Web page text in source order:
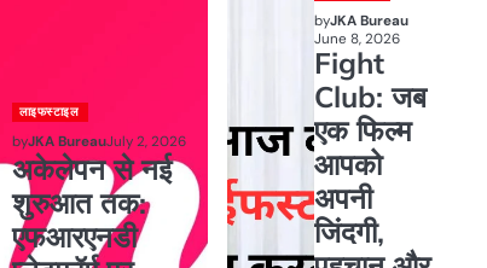
लाइफस्टाइल
byJKA BureauJuly 2, 2026
अकेलेपन से नई
शुरुआत तक:
एफआरएनडी
byJKA Bureau
June 8, 2026
Fight
Club: जब
एक फिल्म
आपको
अपनी
जिंदगी,